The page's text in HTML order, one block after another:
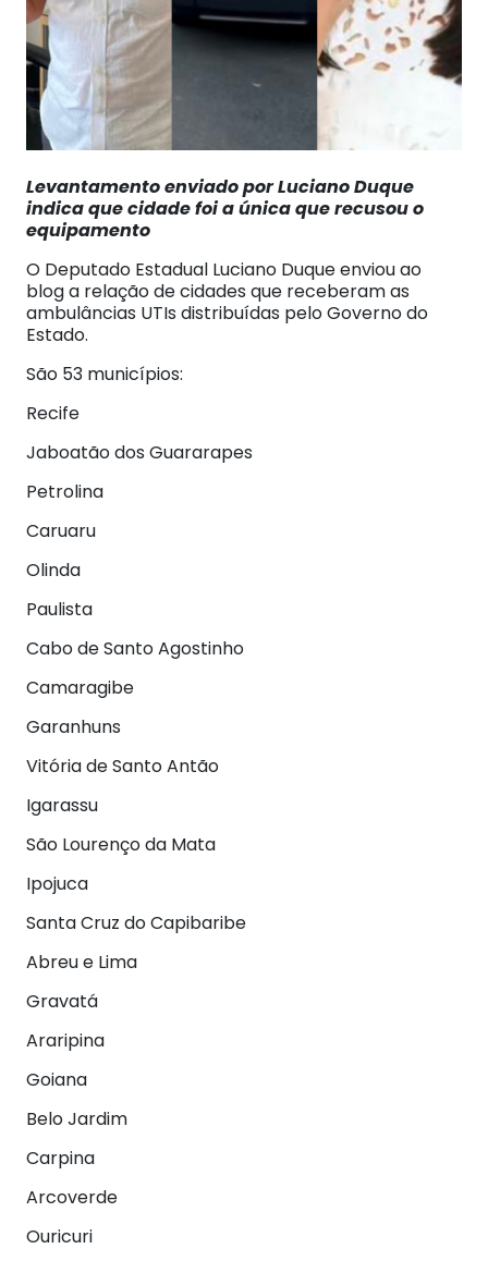
Levantamento enviado por Luciano Duque
indica que cidade foi a única que recusou o
equipamento
O Deputado Estadual Luciano Duque enviou ao
blog a relação de cidades que receberam as
ambulâncias UTIs distribuídas pelo Governo do
Estado.
São 53 municípios:
Recife
Jaboatão dos Guararapes
Petrolina
Caruaru
Olinda
Paulista
Cabo de Santo Agostinho
Camaragibe
Garanhuns
Vitória de Santo Antão
Igarassu
São Lourenço da Mata
Ipojuca
Santa Cruz do Capibaribe
Abreu e Lima
Gravatá
Araripina
Goiana
Belo Jardim
Carpina
Arcoverde
Ouricuri